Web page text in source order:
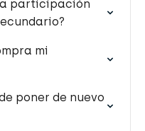
participación
mi
poner de nuevo